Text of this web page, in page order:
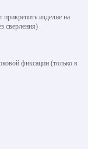
изделие на
сверления)
фиксации (только в